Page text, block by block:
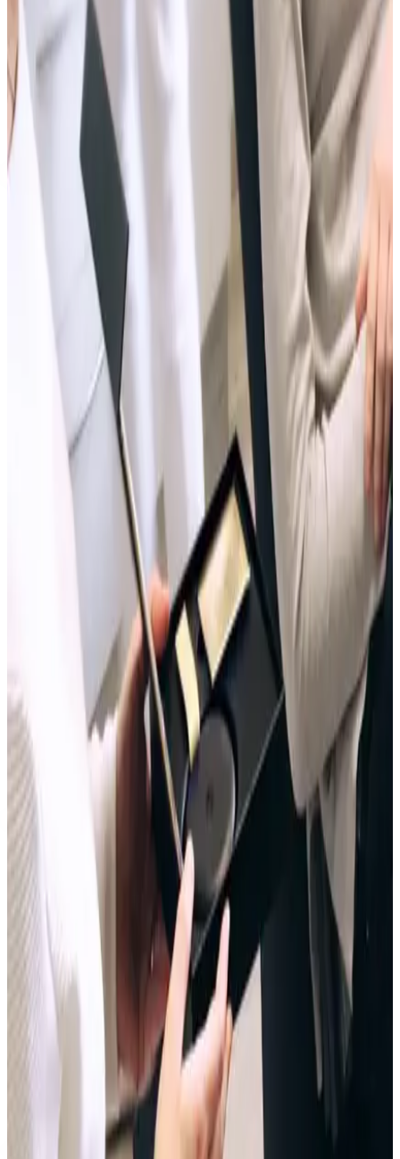
Revisión infantil si hay crecimiento en juego
Cuando la duda es de crecimiento, la visita debe darte una fecha y
un motivo: actuar, vigilar o esperar.
Ver ortodoncia infantil
Qué se decide en consulta
Sales con una respuesta, no con
una compra impulsiva.
El objetivo de la primera visita es convertir la duda en una indicación
clínica: estable, vigilar o tratar. Si hay tratamiento, se explican
opciones y presupuesto por escrito.
Llamar Pardiñas
Si la mordida está estable o está cambiando.
Si la encía y el hueso permiten mover dientes con seguridad.
Si el problema es estético, funcional o de crecimiento.
Si conviene Invisalign, brackets, seguimiento o no tratar todavía.
Qué mantenimiento y retención necesitarías después.
Qué presupuesto tendría sentido después del diagnóstico.
Preguntas que sí merece la pena
resolver antes de elegir.
No prometemos resultados individuales ni diagnosticamos por
WhatsApp. Usamos la duda para darte la cita correcta.
¿Si tengo apiñamiento necesito ortodoncia seguro?
¿Los dientes se pueden mover con la edad? +
¿El dolor mandibular siempre se arregla con
¿Puedo usar esta lista para autodiagnosticarme?
¿La primera visita obliga a empezar tratamiento?